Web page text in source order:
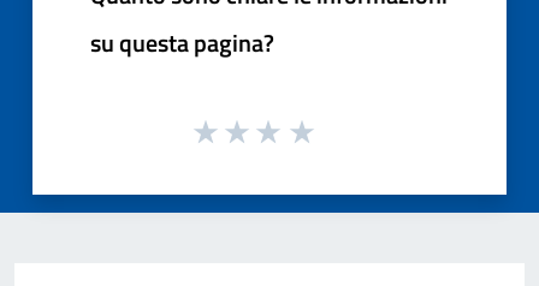
su questa pagina?